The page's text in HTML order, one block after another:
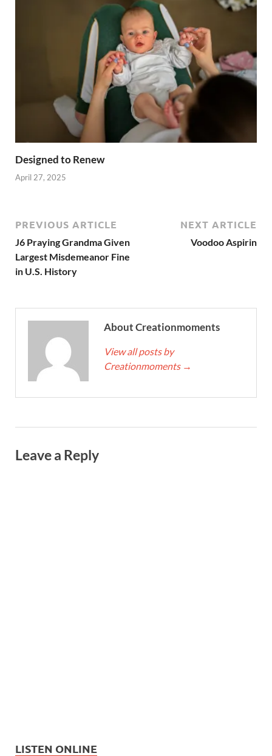
Designed to Renew
April 27, 2025
PREVIOUS ARTICLE
J6 Praying Grandma Given
Largest Misdemeanor Fine
in U.S. History
NEXT ARTICLE
Voodoo Aspirin
About Creationmoments
View all posts by
Creationmoments →
Leave a Reply
LISTEN ONLINE